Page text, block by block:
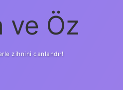
ve Öz
zihnini canlandır!